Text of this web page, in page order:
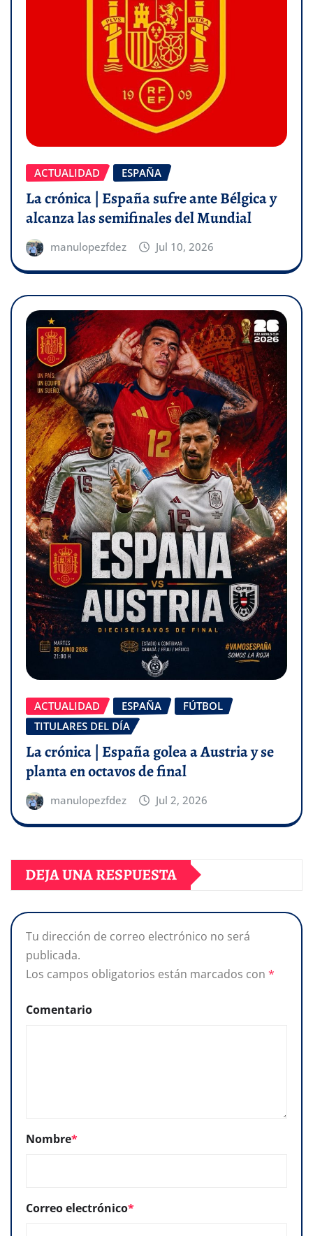
ACTUALIDAD ESPAÑA
La crónica | España sufre ante Bélgica y
alcanza las semifinales del Mundial
manulopezfdez Jul 10, 2026
ACTUALIDAD ESPAÑA
FÚTBOL
TITULARES DEL DÍA
La crónica | España golea a Austria y se
planta en octavos de final
manulopezfdez Jul 2, 2026
DEJA UNA RESPUESTA
Tu dirección de correo electrónico no será
publicada.
Los campos obligatorios están marcados con *
Comentario
Nombre*
Correo electrónico*